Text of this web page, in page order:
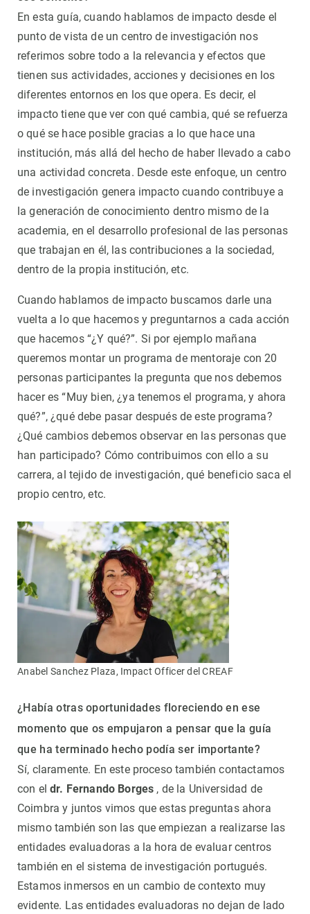
En esta guía, cuando hablamos de impacto desde el
punto de vista de un centro de investigación nos
referimos sobre todo a la relevancia y efectos que
tienen sus actividades, acciones y decisiones en los
diferentes entornos en los que opera. Es decir, el
impacto tiene que ver con qué cambia, qué se refuerza
o qué se hace posible gracias a lo que hace una
institución, más allá del hecho de haber llevado a cabo
una actividad concreta. Desde este enfoque, un centro
de investigación genera impacto cuando contribuye a
la generación de conocimiento dentro mismo de la
academia, en el desarrollo profesional de las personas
que trabajan en él, las contribuciones a la sociedad,
dentro de la propia institución, etc.
Cuando hablamos de impacto buscamos darle una
vuelta a lo que hacemos y preguntarnos a cada acción
que hacemos “¿Y qué?”. Si por ejemplo mañana
queremos montar un programa de mentoraje con 20
personas participantes la pregunta que nos debemos
hacer es “Muy bien, ¿ya tenemos el programa, y ahora
qué?”, ¿qué debe pasar después de este programa?
¿Qué cambios debemos observar en las personas que
han participado? Cómo contribuimos con ello a su
carrera, al tejido de investigación, qué beneficio saca el
propio centro, etc.
Anabel Sanchez Plaza, Impact Officer del CREAF
¿Había otras oportunidades floreciendo en ese
momento que os empujaron a pensar que la guía
que ha terminado hecho podía ser importante?
Sí, claramente. En este proceso también contactamos
con eldr. Fernando Borges , de la Universidad de
Coimbra y juntos vimos que estas preguntas ahora
mismo también son las que empiezan a realizarse las
entidades evaluadoras a la hora de evaluar centros
también en el sistema de investigación portugués.
Estamos inmersos en un cambio de contexto muy
evidente. Las entidades evaluadoras no dejan de lado